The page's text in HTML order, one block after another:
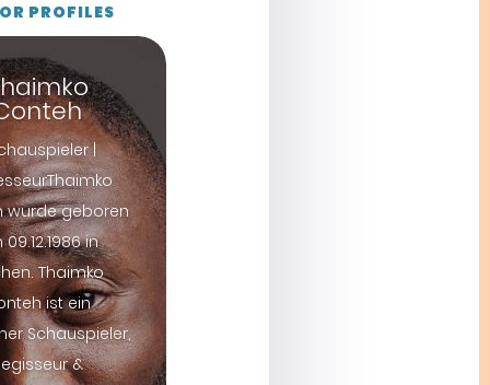
PROFILES
|
wurde geboren
in
Thaimko
ist ein
Schauspieler,
&